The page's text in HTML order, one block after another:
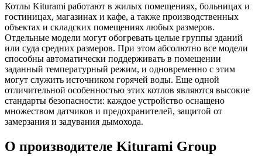
Котлы Kiturami работают в жилых помещениях, больницах и
гостиницах, магазинах и кафе, а также производственных
объектах и складских помещениях любых размеров.
Отдельные модели могут обогревать целые группы зданий
или суда средних размеров. При этом абсолютно все модели
способны автоматически поддерживать в помещении
заданный температурный режим, и одновременно с этим
могут служить источником горячей воды. Еще одной
отличительной особенностью этих котлов являются высокие
стандарты безопасности: каждое устройство оснащено
множеством датчиков и предохранителей, защитой от
замерзания и задувания дымохода.
О производителе Kiturami Group